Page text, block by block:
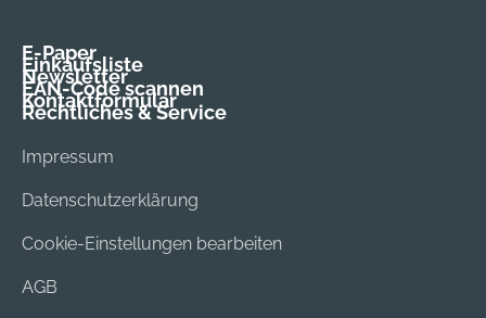
E-Paper
Einkaufsliste
Newsletter
EAN-Code scannen
Kontaktformular
Rechtliches & Service
Impressum
Datenschutzerklärung
Cookie-Einstellungen bearbeiten
AGB